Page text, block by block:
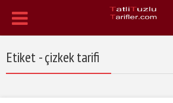
Etiket - çizkek tarifi